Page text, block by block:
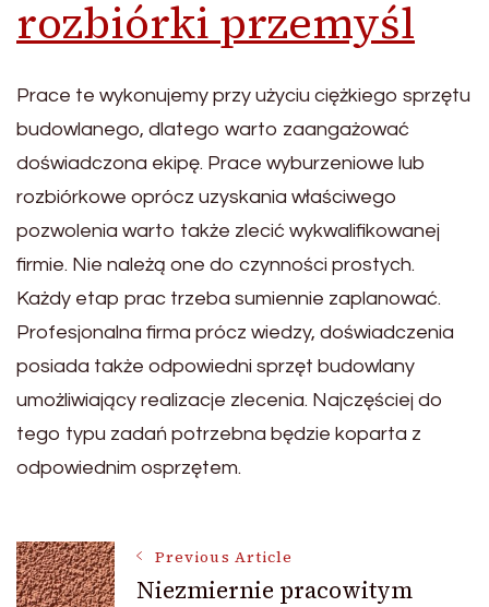
rozbiórki przemyśl
Prace te wykonujemy przy użyciu ciężkiego sprzętu
budowlanego, dlatego warto zaangażować
doświadczona ekipę. Prace wyburzeniowe lub
rozbiórkowe oprócz uzyskania właściwego
pozwolenia warto także zlecić wykwalifikowanej
firmie. Nie należą one do czynności prostych.
Każdy etap prac trzeba sumiennie zaplanować.
Profesjonalna firma prócz wiedzy, doświadczenia
posiada także odpowiedni sprzęt budowlany
umożliwiający realizacje zlecenia. Najczęściej do
tego typu zadań potrzebna będzie koparta z
odpowiednim osprzętem.
Post
Previous Article
Niezmiernie pracowitym